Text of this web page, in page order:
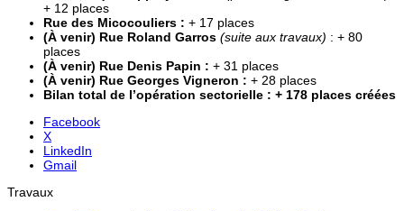
+ 12 places
Rue des Micocouliers : + 17 places
(À venir) Rue Roland Garros (suite aux travaux) : + 80
places
(À venir) Rue Denis Papin : + 31 places
(À venir) Rue Georges Vigneron : + 28 places
Bilan total de l’opération sectorielle : + 178 places créées
Facebook
X
LinkedIn
Gmail
Travaux